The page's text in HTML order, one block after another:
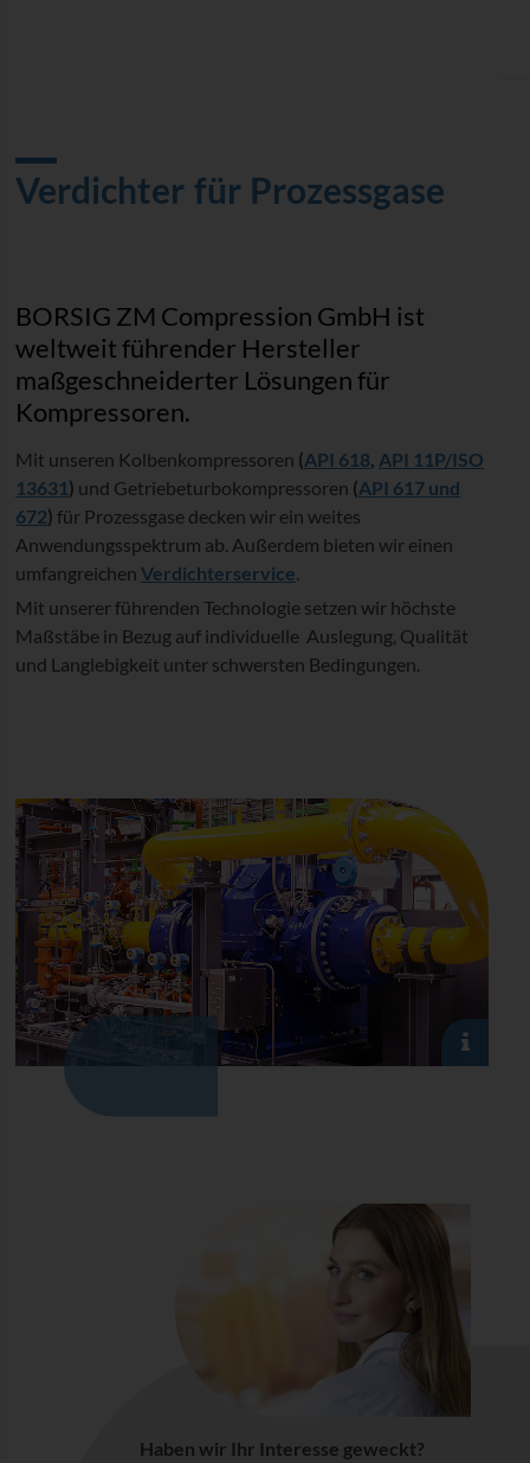
Verdichter für Prozessgase
BORSIG ZM Compression GmbH ist
weltweit führender Hersteller
maßgeschneiderter Lösungen für
Kompressoren.
Mit unseren Kolbenkompressoren (API 618, API 11P/ISO
13631) und Getriebeturbokompressoren (API 617 und
672) für Prozessgase decken wir ein weites
Anwendungsspektrum ab. Außerdem bieten wir einen
umfangreichen Verdichterservice.
Mit unserer führenden Technologie setzen wir höchste
Maßstäbe in Bezug auf individuelle Auslegung, Qualität
und Langlebigkeit unter schwersten Bedingungen.
Haben wir Ihr Interesse geweckt?